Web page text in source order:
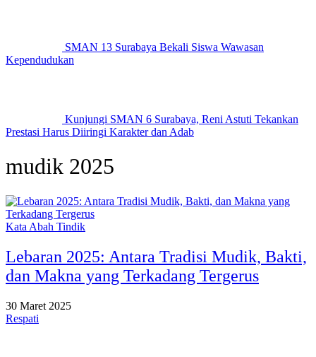
SMAN 13 Surabaya Bekali Siswa Wawasan
Kependudukan
Kunjungi SMAN 6 Surabaya, Reni Astuti Tekankan
Prestasi Harus Diiringi Karakter dan Adab
mudik 2025
Kata Abah Tindik
Lebaran 2025: Antara Tradisi Mudik, Bakti,
dan Makna yang Terkadang Tergerus
30 Maret 2025
Respati